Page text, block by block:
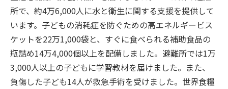
所で、約4万6,000人に水と衛生に関する支援を提供して
います。子どもの消耗症を防ぐための高エネルギービス
ケットを22万1,000袋と、すぐに食べられる補助食品の
瓶詰め14万4,000個以上を配備しました。避難所では1万
3,000人以上の子どもに学習教材を届けました。また、
負傷した子ども14人が救急手術を受けました。世界食糧